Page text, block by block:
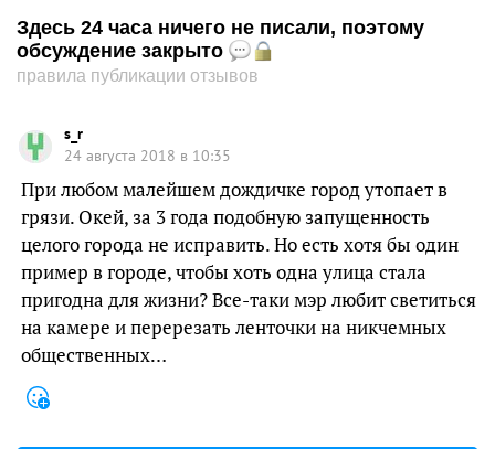
Здесь 24 часа ничего не писали, поэтому
обсуждение закрыто
правила публикации отзывов
s_r
24 августа 2018 в 10:35
При любом малейшем дождичке город утопает в
грязи. Окей, за 3 года подобную запущенность
целого города не исправить. Но есть хотя бы один
пример в городе, чтобы хоть одна улица стала
пригодна для жизни? Все-таки мэр любит светиться
на камере и перерезать ленточки на никчемных
общественных…